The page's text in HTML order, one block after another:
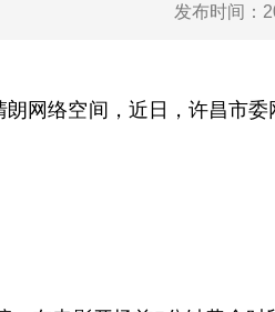
发布时间：
络空间，近日，许昌市委